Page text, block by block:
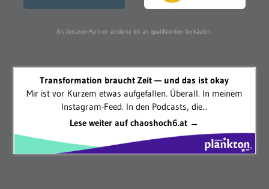
Als Amazon-Partner verdiene ich an qualifizierten Verkäufen.
Transformation braucht Zeit — und das ist okay
Mir ist vor Kurzem etwas aufgefallen. Überall. In meinem
Instagram-Feed. In den Podcasts, die...
Lese weiter auf chaoshoch6.at →